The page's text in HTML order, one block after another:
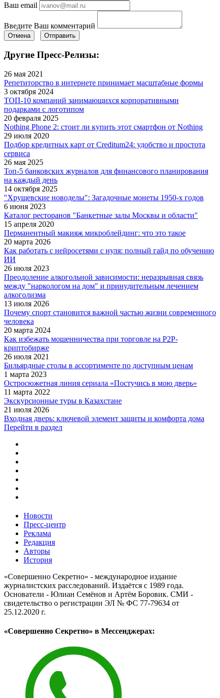
Ваш email
Введите Ваш комментарий
Отмена Отправить
Другие Пресс-Релизы:
26 мая 2021
Репетиторство в интернете принимает масштабные формы
3 октября 2024
ТОП-10 компаний занимающихся корпоративными
подарками с логотипом
20 февраля 2025
Nothing Phone 2: стоит ли купить этот смартфон от Nothing
29 июля 2020
Подбор кредитных карт от Creditum24: удобство и простота
сервиса
26 мая 2025
Топ-5 банковских журналов для финансового планирования
на каждый день
14 октября 2025
"Хрущевские новоделы": Загадочные монеты 1950-х годов
6 июня 2023
Каталог ресторанов "Банкетные залы Москвы и области"
15 апреля 2020
Перманентный макияж микроблейдинг: что это такое
20 марта 2026
Как работать с нейросетями с нуля: полный гайд по обучению
ИИ
26 июля 2023
Преодоление алкогольной зависимости: неразрывная связь
между "наркологом на дом" и принудительным лечением
алкоголизма
13 июля 2026
Почему спорт становится важной частью жизни современного
человека
20 марта 2024
Как избежать мошенничества при торговле на P2P-
криптобирже
26 июля 2021
Бильярдные столы в ассортименте по доступным ценам
1 марта 2023
Остросюжетная линия сериала «Постучись в мою дверь»
11 марта 2022
Экскурсионные туры в Казахстане
21 июля 2026
Входная дверь: ключевой элемент защиты и комфорта дома
Перейти в раздел
Новости
Пресс-центр
Реклама
Редакция
Авторы
История
«Совершенно Секретно» - международное издание
журналистских расследований. Издаётся с 1989 года.
Основатели - Юлиан Семёнов и Артём Боровик. CМИ -
свидетельство о регистрации ЭЛ № ФС 77-79634 от
25.12.2020 г.
«Совершенно Секретно» в Мессенджерах: